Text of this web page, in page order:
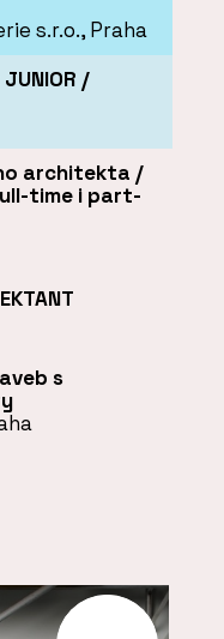
s.r.o., Praha
JUNIOR /
architekta /
time i part-
s